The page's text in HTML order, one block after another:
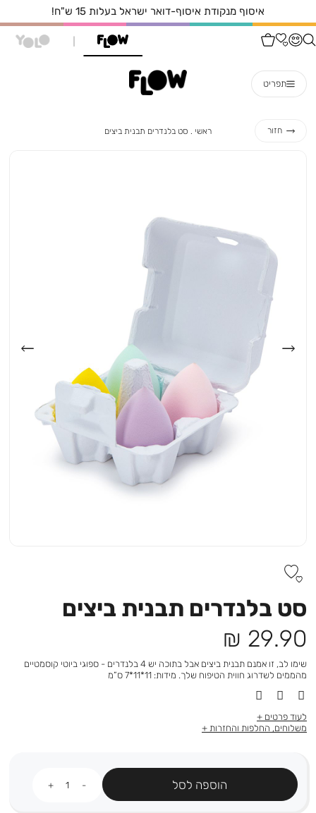
איסוף עצמי מהחנות הקרובה אליכם בחינם!
תפריט
חזור ראשי ראשי
סט בלנדרים תבנית ביצים
סט בלנדרים תבנית ביצים
מחיר
מוצר
29.90 ₪
שימו לב, זו אמנם תבנית ביצים אבל בתוכה יש 4 בלנדרים - ספוגי ביוטי קוסמטיים
מהממים לשדרוג חווית הטיפוח שלך. מידות: 11*11*7 ס”מ
לעוד פרטים
משלוחים, החלפות והחזרות
הוספה לסל